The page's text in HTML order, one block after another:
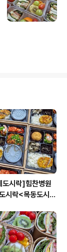
도시락]힘찬병원
시락<목동도시